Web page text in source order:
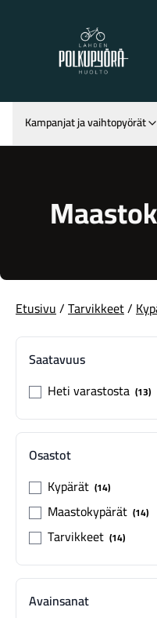
Lahden
Hakutulokset
Kampanjat ja vaihtopyörät
Etusivu/Tarvikkeet/
Saatavuus
Heti varastosta 13
Osastot
Kypärät 14
Maastokypärät 14
Tarvikkeet 14
Avainsanat